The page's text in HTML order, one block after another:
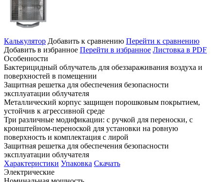
Калькулятор Добавить к сравнению Перейти к сравнению
Добавить в избранное Перейти в избранное Листовка в PDF
Особенности
Бактерицидный облучатель для обеззараживания воздуха и
поверхностей в помещении
Защитная решетка для обеспечения безопасности
эксплуатации облучателя
Металлический корпус защищен порошковым покрытием,
устойчив к агрессивной среде
Три различные модификации: с ручкой для переноски, с
кронштейном-переноской для установки на ровную
поверхность и комплектация с лирой
Защитная решетка для обеспечения безопасности
эксплуатации облучателя
Характеристики Упаковка Скачать
Электрические